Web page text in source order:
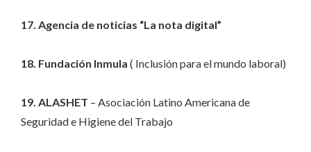
17. Agencia de noticias “La nota digital”
18. Fundación Inmula ( Inclusión para el mundo laboral)
19. ALASHET – Asociación Latino Americana de
Seguridad e Higiene del Trabajo